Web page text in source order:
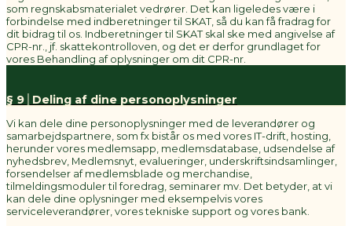
som regnskabsmaterialet vedrører. Det kan ligeledes være i
forbindelse med indberetninger til SKAT, så du kan få fradrag for
dit bidrag til os. Indberetninger til SKAT skal ske med angivelse af
CPR-nr., jf. skattekontrolloven, og det er derfor grundlaget for
vores Behandling af oplysninger om dit CPR-nr.
§ 9│Deling af dine personoplysninger
Vi kan dele dine personoplysninger med de leverandører og
samarbejdspartnere, som fx bistår os med vores IT-drift, hosting,
herunder vores medlemsapp, medlemsdatabase, udsendelse af
nyhedsbrev, Medlemsnyt, evalueringer, underskriftsindsamlinger,
forsendelser af medlemsblade og merchandise,
tilmeldingsmoduler til foredrag, seminarer mv. Det betyder, at vi
kan dele dine oplysninger med eksempelvis vores
serviceleverandører, vores tekniske support og vores bank.